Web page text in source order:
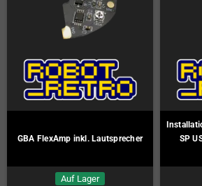
GBA FlexAmp inkl. Lautsprecher
Auf Lager
SP